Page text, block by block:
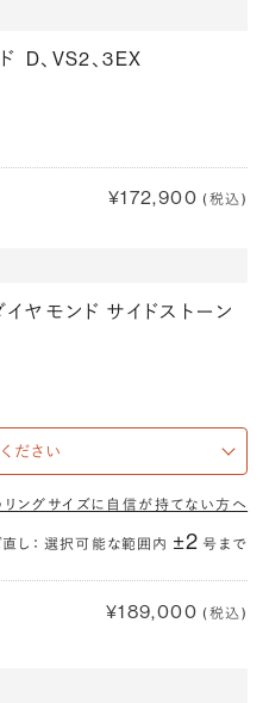
D、VS2、3EX
¥172,900 (税込)
ヤモンド サイドストーン
ングサイズに自信が持てない方へ
直し： 選択可能な範囲内 ±2 号まで
¥189,000 (税込)